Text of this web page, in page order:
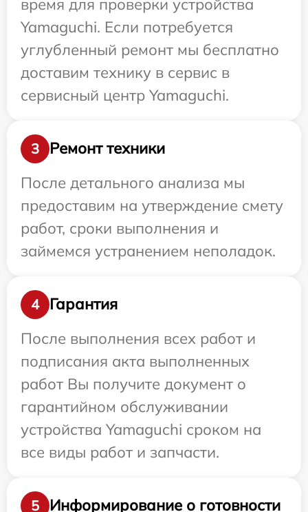
время для проверки устройства
Yamaguchi. Если потребуется
углубленный ремонт мы бесплатно
доставим технику в сервис в
сервисный центр Yamaguchi.
3
Ремонт техники
После детального анализа мы
предоставим на утверждение смету
работ, сроки выполнения и
займемся устранением неполадок.
4
Гарантия
После выполнения всех работ и
подписания акта выполненных
работ Вы получите документ о
гарантийном обслуживании
устройства Yamaguchi сроком на
все виды работ и запчасти.
5
Информирование о готовности